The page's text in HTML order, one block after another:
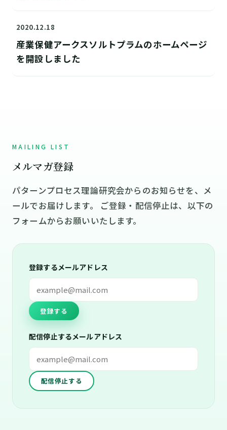
2020.12.18
産業保健アークスソルトプラムのホームページ
を開設しました
MAILING LIST
メルマガ登録
パターンプロセス理論研究会からのお知らせを、メ
ールでお届けします。 ご登録・配信停止は、以下の
フォームからお願いいたします。
登録するメールアドレス
登録する
配信停止するメールアドレス
配信停止する